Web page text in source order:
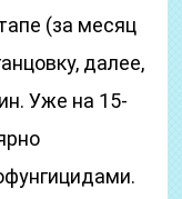
(за месяц
далее,
Уже на 15-